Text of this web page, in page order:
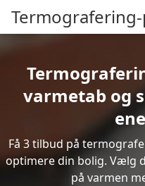
varmetab og
Få 3 tilbud på
optimere din bolig. Vælg
på varmen